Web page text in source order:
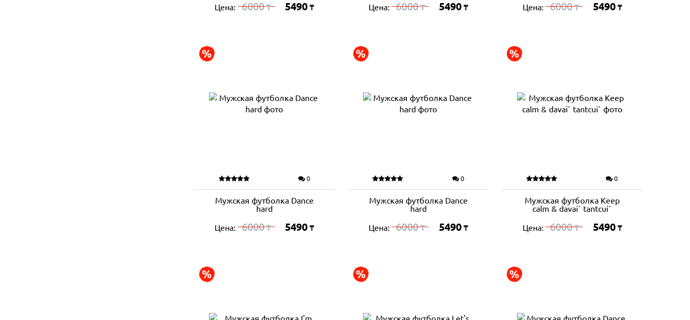
Цена: 6000₸ 5490 ₸ Цена: 6000₸ 5490 ₸ Цена: 6000₸ 5490 ₸
0
Мужская футболка Dance
hard
Цена: 6000₸ 5490 ₸
0
Мужская футболка Dance
hard
Цена: 6000₸ 5490 ₸
0
Мужская футболка Keep
calm & davai` tantcui`
Цена: 6000₸ 5490 ₸